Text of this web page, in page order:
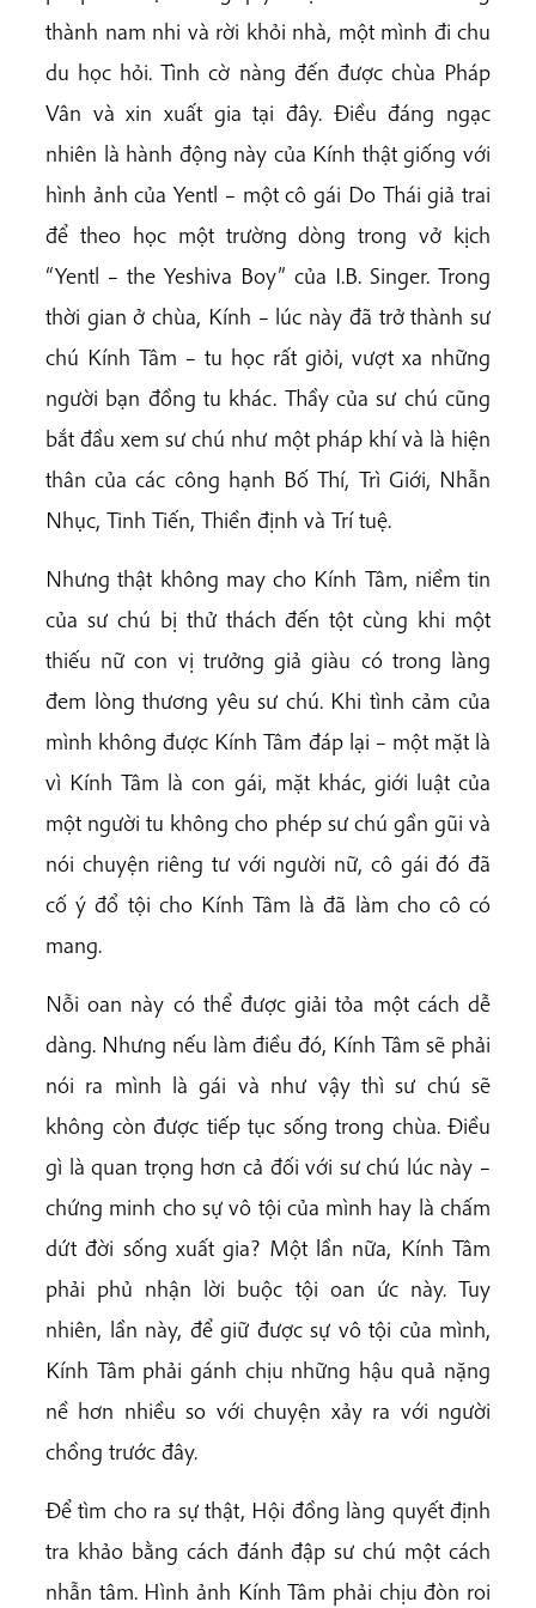
thành nam nhi và rời khỏi nhà, một mình đi chu
du học hỏi. Tình cờ nàng đến được chùa Pháp
Vân và xin xuất gia tại đây. Điều đáng ngạc
nhiên là hành động này của Kính thật giống với
hình ảnh của Yentl – một cô gái Do Thái giả trai
để theo học một trường dòng trong vở kịch
“Yentl – the Yeshiva Boy” của I.B. Singer. Trong
thời gian ở chùa, Kính – lúc này đã trở thành sư
chú Kính Tâm – tu học rất giỏi, vượt xa những
người bạn đồng tu khác. Thầy của sư chú cũng
bắt đầu xem sư chú như một pháp khí và là hiện
thân của các công hạnh Bố Thí, Trì Giới, Nhẫn
Nhục, Tinh Tiến, Thiền định và Trí tuệ.
Nhưng thật không may cho Kính Tâm, niềm tin
của sư chú bị thử thách đến tột cùng khi một
thiếu nữ con vị trưởng giả giàu có trong làng
đem lòng thương yêu sư chú. Khi tình cảm của
mình không được Kính Tâm đáp lại – một mặt là
vì Kính Tâm là con gái, mặt khác, giới luật của
một người tu không cho phép sư chú gần gũi và
nói chuyện riêng tư với người nữ, cô gái đó đã
cố ý đổ tội cho Kính Tâm là đã làm cho cô có
mang.
Nỗi oan này có thể được giải tỏa một cách dễ
dàng. Nhưng nếu làm điều đó, Kính Tâm sẽ phải
nói ra mình là gái và như vậy thì sư chú sẽ
không còn được tiếp tục sống trong chùa. Điều
gì là quan trọng hơn cả đối với sư chú lúc này –
chứng minh cho sự vô tội của mình hay là chấm
dứt đời sống xuất gia? Một lần nữa, Kính Tâm
phải phủ nhận lời buộc tội oan ức này. Tuy
nhiên, lần này, để giữ được sự vô tội của mình,
Kính Tâm phải gánh chịu những hậu quả nặng
nề hơn nhiều so với chuyện xảy ra với người
chồng trước đây.
Để tìm cho ra sự thật, Hội đồng làng quyết định
tra khảo bằng cách đánh đập sư chú một cách
nhẫn tâm. Hình ảnh Kính Tâm phải chịu đòn roi